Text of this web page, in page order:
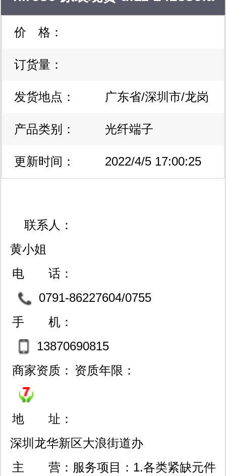
的解决方案。业务主要涉及线束加工与
pcba智造，具体涵盖线束样品开发测
试、定制化生产、批量分包生产；
式电子制造服务。 线束加工和pcba智
造业务请联系： 李小姐 18660577318
yamy@buyelec.netqq:2850707132
24awg 镀金端子
价 格：
订货量：
发货地点： 广东省/深圳市/龙岗
区
产品类别： 光纤端子
更新时间： 2022/4/5 17:00:25
联系人：
黄小姐
电 话：
0791-86227604/0755
-83722245
手 机：
13870690815
商家资质： 资质年限：
地 址：
深圳龙华新区大浪街道办
高峰路佳利科技大厦603室
主 营： 服务项目：1.各类紧缺元件